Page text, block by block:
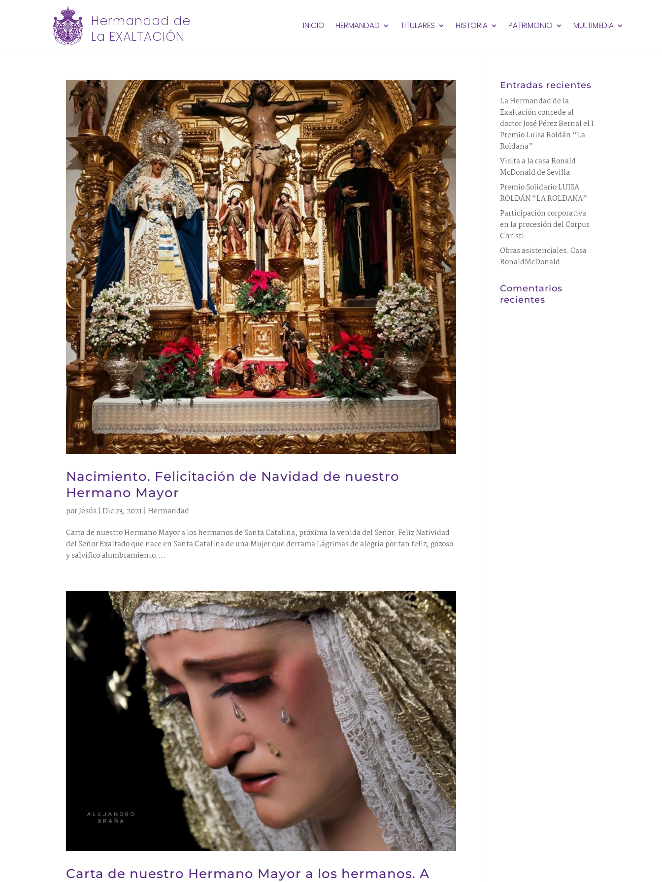
Hermandad de
La EXALTACIÓN
INICIO HERMANDAD TITULARES HISTORIA PATRIMONIO MULTIMEDIA
Nacimiento. Felicitación de Navidad de nuestro
Hermano Mayor
porJesús |Dic 23, 2021 |Hermandad
Carta de nuestro Hermano Mayor a los hermanos de Santa Catalina, próxima la venida del Señor. Feliz Natividad
del Señor Exaltado que nace en Santa Catalina de una Mujer que derrama Lágrimas de alegría por tan feliz, gozoso
y salvífico alumbramiento....
Carta de nuestro Hermano Mayor a los hermanos. A
Entradas recientes
La Hermandad de la
Exaltación concede al
doctor José Pérez Bernal el I
Premio Luisa Roldán “La
Roldana”
Visita a la casa Ronald
McDonald de Sevilla
Premio Solidario LUISA
ROLDÁN “LA ROLDANA”
Participación corporativa
en la procesión del Corpus
Christi
Obras asistenciales. Casa
RonaldMcDonald
Comentarios
recientes